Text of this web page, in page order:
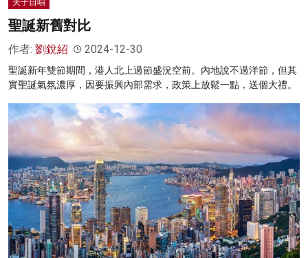
夫子自唱
聖誕新舊對比
作者: 劉銳紹 2024-12-30
聖誕新年雙節期間，港人北上過節盛況空前。內地說不過洋節，但其
實聖誕氣氛濃厚，因要振興內部需求，政策上放鬆一點，送個大禮。